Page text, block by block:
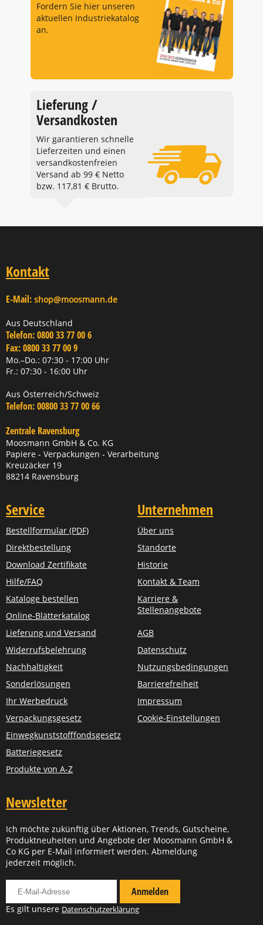
Fordern Sie hier unseren
aktuellen Industriekatalog
an.
Lieferung /
Versandkosten
Wir garantieren schnelle
Lieferzeiten und einen
versandkostenfreien
Versand ab 99 € Netto
bzw. 117,81 € Brutto.
Kontakt
E-Mail: shop@moosmann.de
Aus Deutschland
Telefon:0800 33 77 00 6
Fax:0800 33 77 00 9
Mo.–Do.: 07:30 - 17:00 Uhr
Fr.: 07:30 - 16:00 Uhr
Aus Österreich/Schweiz
Telefon:00800 33 77 00 66
Zentrale Ravensburg
Moosmann GmbH & Co. KG
Papiere - Verpackungen - Verarbeitung
Kreuzäcker 19
88214 Ravensburg
Service
Bestellformular (PDF)
Direktbestellung
Download Zertifikate
Hilfe/FAQ
Kataloge bestellen
Online-Blätterkatalog
Lieferung und Versand
Widerrufsbelehrung
Nachhaltigkeit
Sonderlösungen
Ihr Werbedruck
Verpackungsgesetz
Einwegkunststofffondsgesetz
Batteriegesetz
Produkte von A-Z
Unternehmen
Über uns
Standorte
Historie
Kontakt & Team
Karriere &
Stellenangebote
AGB
Datenschutz
Nutzungsbedingungen
Barrierefreiheit
Impressum
Cookie-Einstellungen
Newsletter
Ich möchte zukünftig über Aktionen, Trends, Gutscheine,
Produktneuheiten und Angebote der Moosmann GmbH &
Co KG per E-Mail informiert werden. Abmeldung
jederzeit möglich.
Anmelden
Es gilt unsere Datenschutzerklärung